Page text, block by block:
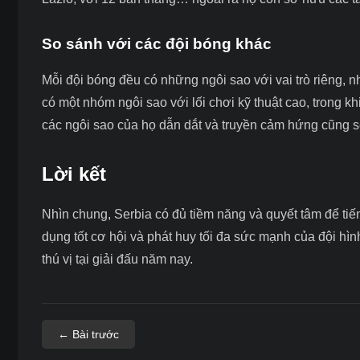
So sánh với các đội bóng khác
Mỗi đội bóng đều có những ngôi sao với vai trò riêng,
có một nhóm ngôi sao với lối chơi kỹ thuật cao, trong
các ngôi sao của họ dẫn dắt và truyền cảm hứng cũng
Lời kết
Nhìn chung, Serbia có đủ tiềm năng và quyết tâm để
dụng tốt cơ hội và phát huy tối đa sức mạnh của đội
thú vị tại giải đấu năm nay.
← Bài trước